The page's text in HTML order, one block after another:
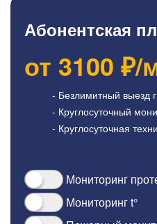
Абонентская
от 3100 ₽/
- Безлимитный выезд
- Круглосуточный
- Круглосуточная
Мониторинг
Мониторинг t°